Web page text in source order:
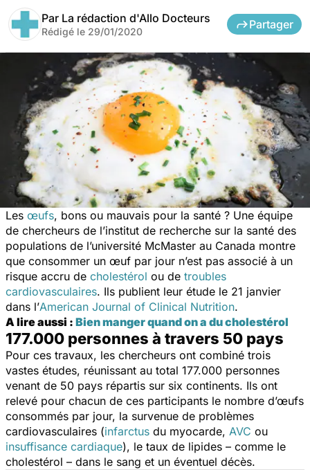
Par La rédaction d'Allo Docteurs
Rédigé le 29/01/2020
Partager
Les œufs, bons ou mauvais pour la santé ? Une équipe
de chercheurs de l’institut de recherche sur la santé des
populations de l’université McMaster au Canada montre
que consommer un œuf par jour n’est pas associé à un
risque accru de cholestérol ou de troubles
cardiovasculaires. Ils publient leur étude le 21 janvier
dans l’American Journal of Clinical Nutrition.
A lire aussi : Bien manger quand on a du cholestérol
177.000 personnes à travers 50 pays
Pour ces travaux, les chercheurs ont combiné trois
vastes études, réunissant au total 177.000 personnes
venant de 50 pays répartis sur six continents. Ils ont
relevé pour chacun de ces participants le nombre d’œufs
consommés par jour, la survenue de problèmes
cardiovasculaires (infarctus du myocarde, AVC ou
insuffisance cardiaque), le taux de lipides – comme le
cholestérol – dans le sang et un éventuel décès.